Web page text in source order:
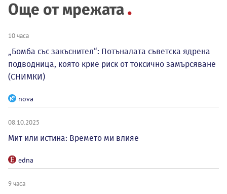
Още от мрежата
10 часа
„Бомба със закъснител“: Потъналата съветска ядрена
подводница, която крие риск от токсично замърсяване
(СНИМКИ)
nova
08.10.2025
Мит или истина: Времето ми влияе
edna
9 часа